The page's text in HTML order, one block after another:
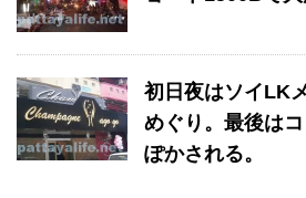
初日夜はソイLK
めぐり。最後は
ぽかされる。